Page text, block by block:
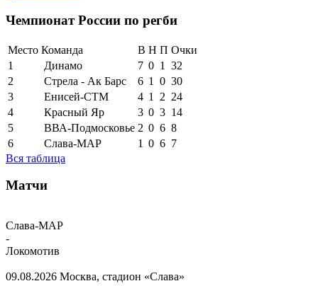
Чемпионат России по регби
Место Команда В Н П Очки
1
Динамо 7 0 1
32
2
Стрела - Ак Барс 6 1 0 30
3
Енисей-СТМ 4 1 2 24
4
Красный Яр 3 0 3 14
5
ВВА-Подмосковье 2 0 6 8
6
Слава-МАР 1 0 6 7
Вся таблица
Матчи
Слава-МАР
-
Локомотив
09.08.2026 Москва, стадион «Слава»